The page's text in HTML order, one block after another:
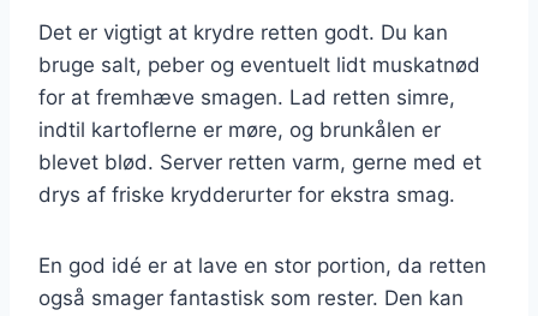
Det er vigtigt at krydre retten godt. Du kan
bruge salt, peber og eventuelt lidt muskatnød
for at fremhæve smagen. Lad retten simre,
indtil kartoflerne er møre, og brunkålen er
blevet blød. Server retten varm, gerne med et
drys af friske krydderurter for ekstra smag.
En god idé er at lave en stor portion, da retten
også smager fantastisk som rester. Den kan